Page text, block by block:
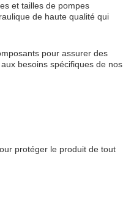
et tailles de pompes
de haute qualité qui
pour assurer des
besoins spécifiques de nos
protéger le produit de tout